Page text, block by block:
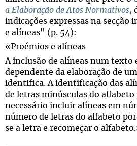
a Elaboração de Atos Normativos,
indicações expressas na secção
e alíneas" (p. 54):
«Proémios e alíneas
A inclusão de alíneas num texto
dependente da elaboração de
identifica. A identificação das
de letras minúsculas do alfabeto
necessário incluir alíneas em
número de letras do alfabeto
se a letra e recomeçar o